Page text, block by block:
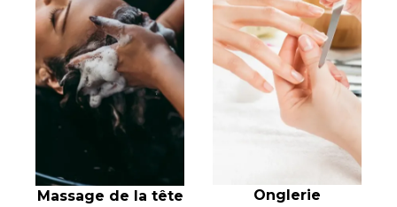
Massage de la tête
Onglerie